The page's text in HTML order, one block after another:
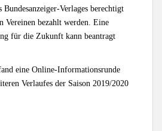
Bundesanzeiger-Verlages berechtigt
Vereinen bezahlt werden. Eine
für die Zukunft kann beantragt
eine Online-Informationsrunde
Verlaufes der Saison 2019/2020